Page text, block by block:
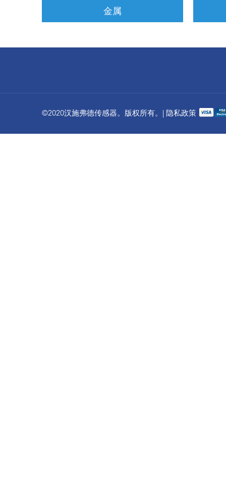
金属
©2020汉施弗德传感器。版权所有。| 隐私政策